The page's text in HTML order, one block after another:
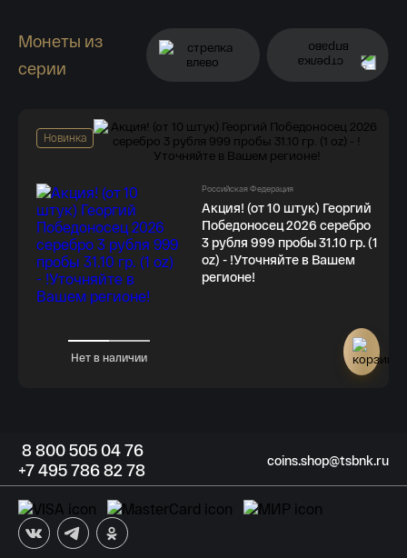
Монеты из
серии
Новинка
Нет в наличии
Российская Федерация
Акция! (от 10 штук) Георгий
Победоносец 2026 серебро
3 рубля 999 пробы 31.10 гр. (1
oz) - !Уточняйте в Вашем
регионе!
8800 50504 76
+7495 78682 78 coins.shop@tsbnk.ru